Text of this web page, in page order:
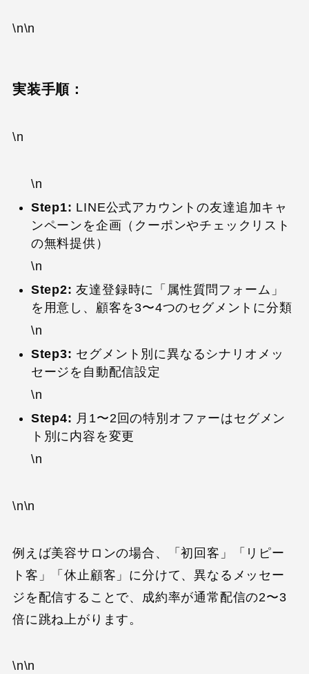
\n\n
実装手順：
\n
\n
Step1: LINE公式アカウントの友達追加キャ
ンペーンを企画（クーポンやチェックリスト
の無料提供）
\n
Step2: 友達登録時に「属性質問フォーム」
を用意し、顧客を3〜4つのセグメントに分類
\n
Step3: セグメント別に異なるシナリオメッ
セージを自動配信設定
\n
Step4: 月1〜2回の特別オファーはセグメン
ト別に内容を変更
\n
\n\n
例えば美容サロンの場合、「初回客」「リピー
ト客」「休止顧客」に分けて、異なるメッセー
ジを配信することで、成約率が通常配信の2〜3
倍に跳ね上がります。
\n\n